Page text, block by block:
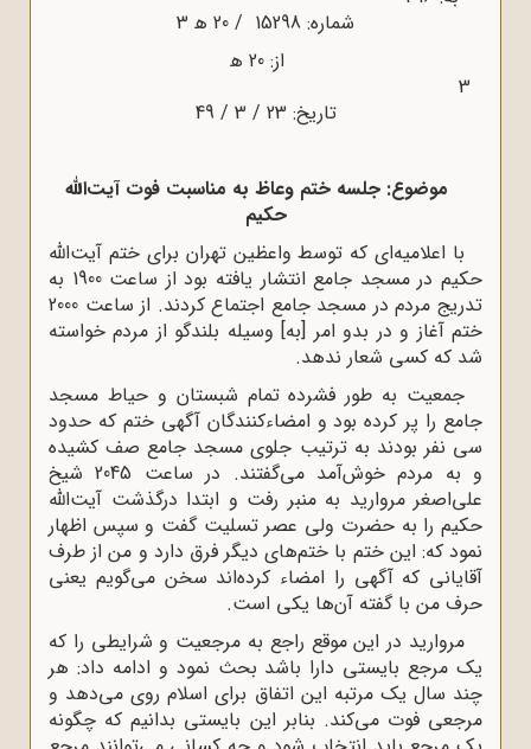
شماره: 15298 / 20 ﻫ‌ 3
از: 20 ﻫ
تاریخ: 23 / 3 / 49
موضوع: جلسه ختم وعاظ به مناسبت فوت آیت‌الله
حکیم
با اعلامیه‌ای که توسط واعظین تهران برای ختم آیت‌الله
حکیم در مسجد جامع انتشار یافته بود از ساعت 1900 به
تدریج مردم در مسجد جامع اجتماع کردند. از ساعت 2000
ختم آغاز و در بدو امر [به] وسیله بلندگو از مردم خواسته
شد که کسی شعار ندهد.
جمعیت به طور فشرده تمام شبستان و حیاط مسجد
جامع را پر کرده بود و امضاءکنندگان آگهی ختم که حدود
سی نفر بودند به ترتیب جلوی مسجد جامع صف کشیده
و به مردم خوش‌آمد می‌گفتند. در ساعت 2045 شیخ
علی‌اصغر مروارید به منبر رفت و ابتدا درگذشت آیت‌الله
حکیم را به حضرت ولی عصر تسلیت گفت و سپس اظهار
نمود که: این ختم با ختم‌های دیگر فرق دارد و من از طرف
آقایانی که آگهی را امضاء کرده‌اند سخن می‌گویم یعنی
حرف من با گفته آن‌ها یکی است.
مروارید در این موقع راجع به مرجعیت و شرایطی را که
یک مرجع بایستی دارا باشد بحث نمود و ادامه داد: هر
چند سال یک مرتبه این اتفاق برای اسلام روی می‌دهد و
مرجعی فوت می‌کند. بنابر این بایستی بدانیم که چگونه